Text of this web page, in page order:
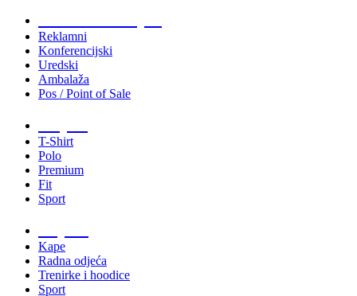
Reklamni
Konferencijski
Uredski
Ambalaža
Pos / Point of Sale
T-Shirt
Polo
Premium
Fit
Sport
Kape
Radna odjeća
Trenirke i hoodice
Sport